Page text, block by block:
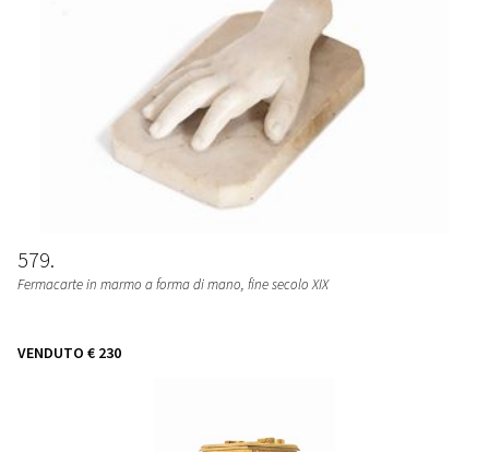
579
Fermacarte in marmo a forma di mano, fine secolo XIX
VENDUTO € 230